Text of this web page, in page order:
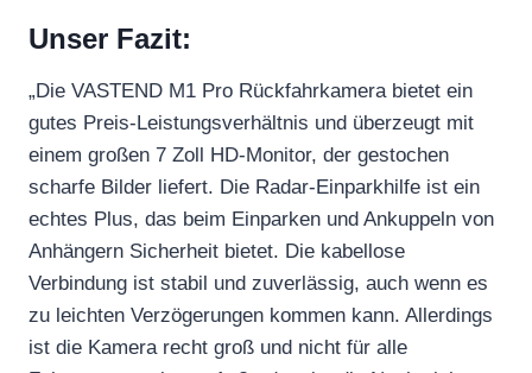
Unser Fazit:
„Die VASTEND M1 Pro Rückfahrkamera bietet ein
gutes Preis-Leistungsverhältnis und überzeugt mit
einem großen 7 Zoll HD-Monitor, der gestochen
scharfe Bilder liefert. Die Radar-Einparkhilfe ist ein
echtes Plus, das beim Einparken und Ankuppeln von
Anhängern Sicherheit bietet. Die kabellose
Verbindung ist stabil und zuverlässig, auch wenn es
zu leichten Verzögerungen kommen kann. Allerdings
ist die Kamera recht groß und nicht für alle